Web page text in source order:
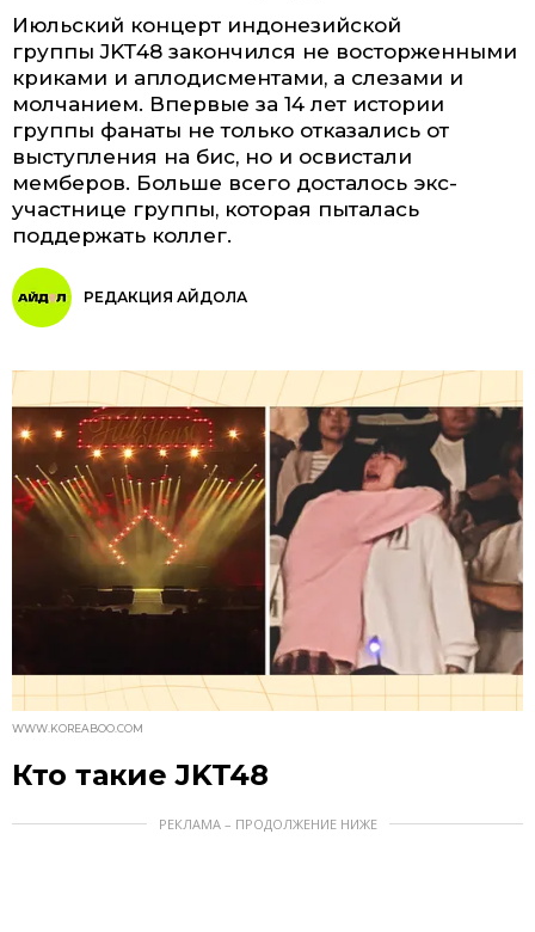
Июльский концерт индонезийской
группы JKT48 закончился не восторженными
криками и аплодисментами, а слезами и
молчанием. Впервые за 14 лет истории
группы фанаты не только отказались от
выступления на бис, но и освистали
мемберов. Больше всего досталось экс-
участнице группы, которая пыталась
поддержать коллег.
РЕДАКЦИЯ АЙДОЛА
WWW.KOREABOO.COM
Кто такие JKT48
РЕКЛАМА – ПРОДОЛЖЕНИЕ НИЖЕ